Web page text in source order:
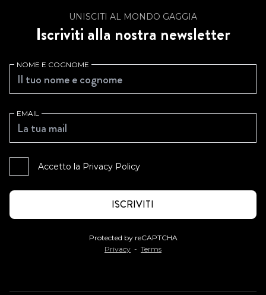
UNISCITI AL MONDO GAGGIA
Iscriviti alla nostra newsletter
NOME E COGNOME
EMAIL
Accetto la Privacy Policy
Protected by reCAPTCHA
Privacy - Terms